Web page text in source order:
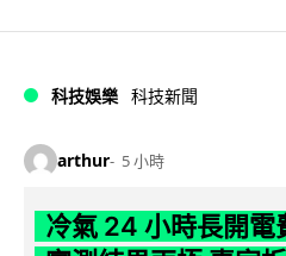
科技娛樂 科技新聞
arthur 5 小時
冷氣 24 小時長開電